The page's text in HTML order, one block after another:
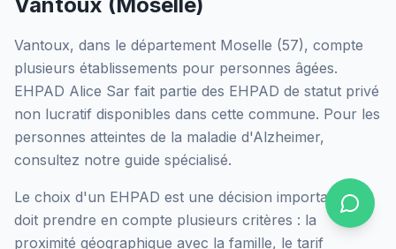
Vantoux (Moselle)
Vantoux, dans le département Moselle (57), compte
plusieurs établissements pour personnes âgées.
EHPAD Alice Sar fait partie des EHPAD de statut privé
non lucratif disponibles dans cette commune. Pour les
personnes atteintes de la maladie d'Alzheimer,
consultez notre guide spécialisé.
Le choix d'un EHPAD est une décision importante qui
doit prendre en compte plusieurs critères : la
proximité géographique avec la famille, le tarif